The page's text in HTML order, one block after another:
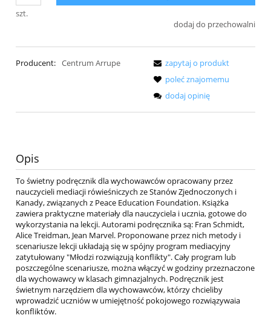
szt.
dodaj do przechowalni
Producent: Centrum Arrupe
zapytaj o produkt
poleć znajomemu
dodaj opinię
Opis
To świetny podręcznik dla wychowawców opracowany przez
nauczycieli mediacji rówieśniczych ze Stanów Zjednoczonych i
Kanady, związanych z Peace Education Foundation. Książka
zawiera praktyczne materiały dla nauczyciela i ucznia, gotowe do
wykorzystania na lekcji. Autorami podręcznika są: Fran Schmidt,
Alice Treidman, Jean Marvel. Proponowane przez nich metody i
scenariusze lekcji układają się w spójny program mediacyjny
zatytułowany "Młodzi rozwiązują konflikty". Cały program lub
poszczególne scenariusze, można włączyć w godziny przeznaczone
dla wychowawcy w klasach gimnazjalnych. Podręcznik jest
świetnym narzędziem dla wychowawców, którzy chcieliby
wprowadzić uczniów w umiejętność pokojowego rozwiązywaia
konfliktów.